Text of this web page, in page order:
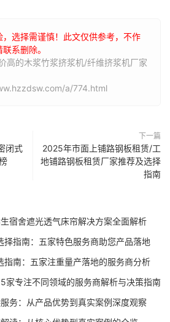
选择需谨慎！此文仅供参考，不作
系删除。
高的木浆竹浆挤浆机/纤维挤浆机厂家
a/774.html
闭式
下一篇
2025年市面上铺路钢板租赁/工
地铺路钢板租赁厂家推荐及选择
指南
宿舍遮光透气床帘解决方案全面解析
指南：五家特色服务商助您产品落地
南：五家注重量产落地的服务商分析
家专注不同领域的服务商解析与决策指南
务：从产品优势到真实案例深度观察